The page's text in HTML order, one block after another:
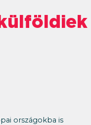
országokba is